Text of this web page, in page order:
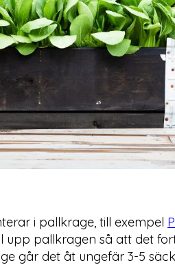
i pallkrage, till exempel
upp pallkragen så att det
går det åt ungefär 3-5